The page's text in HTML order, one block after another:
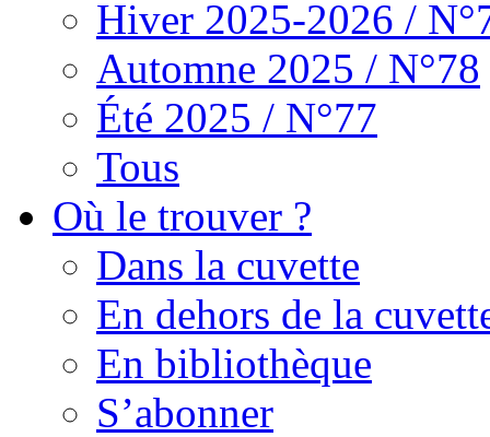
Hiver 2025-2026 /
Automne 2025 / N°78
Été 2025 / N°77
Tous
Où le trouver ?
Dans la cuvette
En dehors de la
En bibliothèque
S’abonner